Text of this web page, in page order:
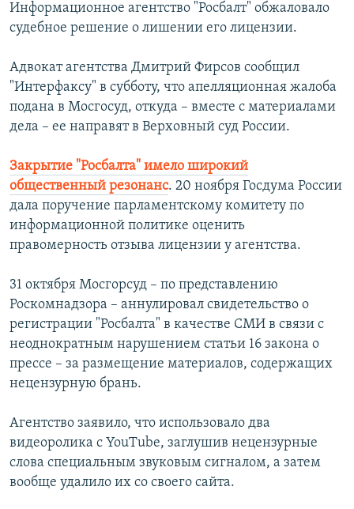
Все сайты РСЕ/РС
Информационное агентство "Росбалт" обжаловало
судебное решение о лишении его лицензии.
Адвокат агентства Дмитрий Фирсов сообщил
"Интерфаксу" в субботу, что апелляционная жалоба
подана в Мосгосуд, откуда – вместе с материалами
дела – ее направят в Верховный суд России.
Закрытие "Росбалта" имело широкий
общественный резонанс. 20 ноября Госдума России
дала поручение парламентскому комитету по
информационной политике оценить
правомерность отзыва лицензии у агентства.
31 октября Мосгорсуд – по представлению
Роскомнадзора – аннулировал свидетельство о
регистрации "Росбалта" в качестве СМИ в связи с
неоднократным нарушением статьи 16 закона о
прессе – за размещение материалов, содержащих
нецензурную брань.
Агентство заявило, что использовало два
видеоролика с YouTube, заглушив нецензурные
слова специальным звуковым сигналом, а затем
вообще удалило их со своего сайта.